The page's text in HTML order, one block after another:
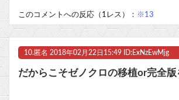
このコメントへの反応（1レス）： ※13
10. 匿名 2018年02月22日15:49 ID:ExNzEwMjg
だからこそゼノクロの移植or完全版